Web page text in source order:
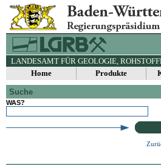
LANDESAMT FÜR GEOLOGIE,
Home
Produkte
Suche
WAS?